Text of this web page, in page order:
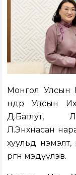
Монгол Улсын
өнөөдөр
Д.Батлут,
Л.Энхнасан
хуульд нэмэлт,
өргөн мэдүүлэв.